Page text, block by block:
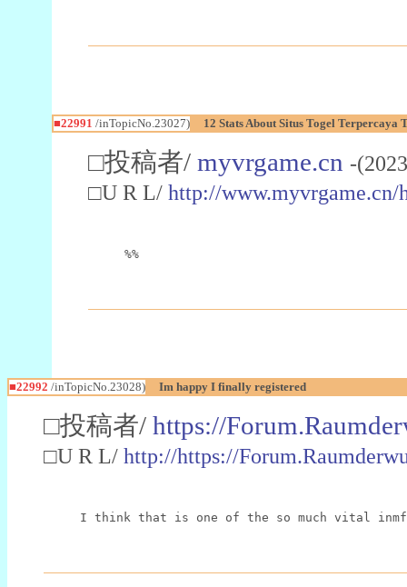
■22991 /inTopicNo.23027) 12 Stats About Situs Togel Terpercaya
□投稿者/ myvrgame.cn -
□U R L/ http://www.myvrgame.cn/
%%
■22992 /inTopicNo.23028) Im happy I finally registered
□投稿者/ https://
□U R L/ http://https://
I think that is one of the so much vital